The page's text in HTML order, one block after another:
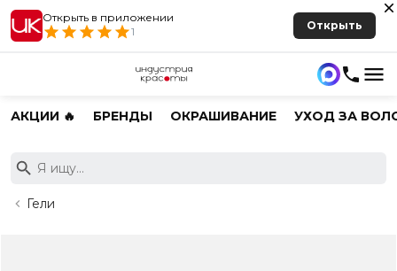
Открыть в приложении
1
Открыть
АКЦИИ 🔥 БРЕНДЫ ОКРАШИВАНИЕ УХОД ЗА
Гели